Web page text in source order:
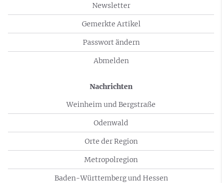
Newsletter
Gemerkte Artikel
Passwort ändern
Abmelden
Nachrichten
Weinheim und Bergstraße
Odenwald
Orte der Region
Metropolregion
Baden-Württemberg und Hessen